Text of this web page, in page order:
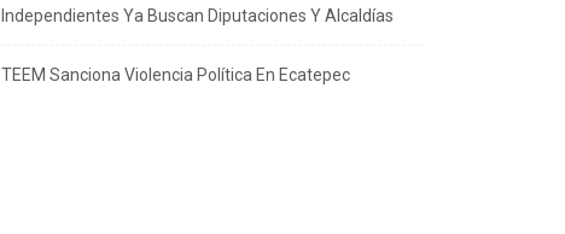
Independientes Ya Buscan Diputaciones Y Alcaldías
TEEM Sanciona Violencia Política En Ecatepec